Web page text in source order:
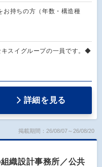
お持ちの方（年数・構造種
スイグループの一員です。◆
詳細を見る
掲載期間：26/08/07～26/08/20
織設計事務所／公共